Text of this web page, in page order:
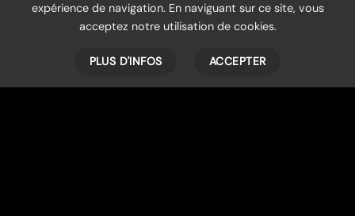
expérience de navigation. En naviguant sur ce site, vous
acceptez notre utilisation de cookies.
PLUS D'INFOS ACCEPTER